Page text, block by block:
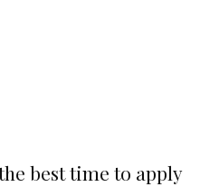
best time to apply